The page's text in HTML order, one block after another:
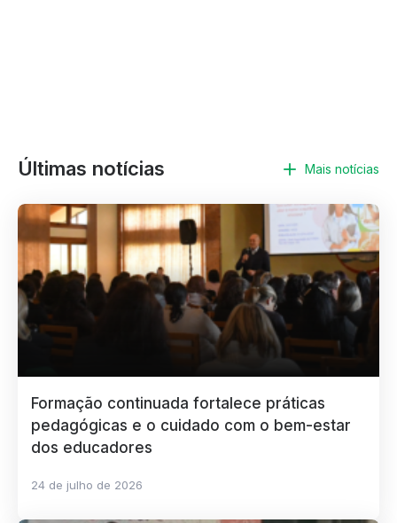
Últimas notícias Mais notícias
Formação continuada fortalece práticas
pedagógicas e o cuidado com o bem-estar
dos educadores
24 de julho de 2026